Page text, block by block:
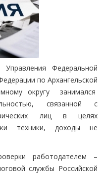
Федеральной
по Архангельской
округу занимался
связанной с
лиц в целях
техники, доходы не
работодателем –
службы Российской